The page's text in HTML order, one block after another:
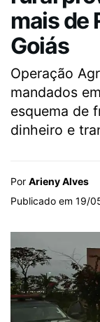
mais de
Goiás
Operação
mandados
esquema de
dinheiro e
Por Arieny Alves
Publicado em 19/